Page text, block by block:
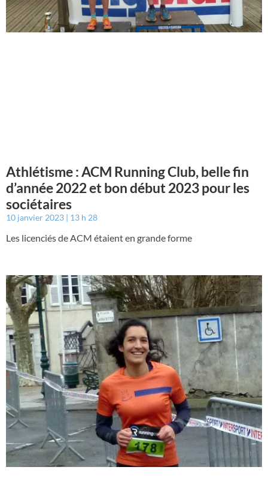
Athlétisme : ACM Running Club, belle fin
d’année 2022 et bon début 2023 pour les
sociétaires
10 janvier 2023 13 h 28
Les licenciés de ACM étaient en grande forme